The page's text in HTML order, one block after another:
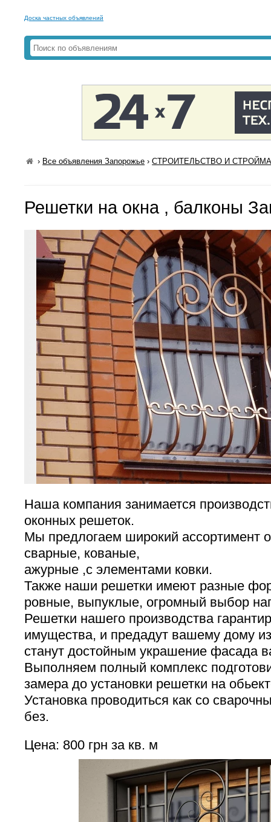
Доска частных объявлений
› Все объявления Запорожье ›СТРОИТЕЛЬСТВО И
Решетки на окна , балконы
Наша компания занимается
оконных решеток.
Мы предлогаем широкий ассортимент
сварные, кованые,
ажурные ,с элементами ковки.
Также наши решетки имеют разные
ровные, выпуклые, огромный выбор
Решетки нашего производства
имущества, и предадут вашему дому
станут достойным украшение фасада
Выполняем полный комплекс
замера до установки решетки на
Установка проводиться как со
без.
Цена: 800 грн за кв. м